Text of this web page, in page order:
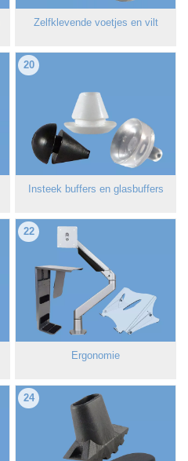
Zelfklevende voetjes en vilt
20
Insteek buffers en glasbuffers
22
Ergonomie
24